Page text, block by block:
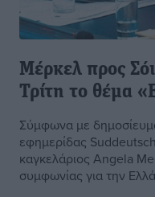
Μέρκελ προς
Τρίτη το θέμα
Σύμφωνα με
εφημερίδας
καγκελάριος Angela
συμφωνίας για την